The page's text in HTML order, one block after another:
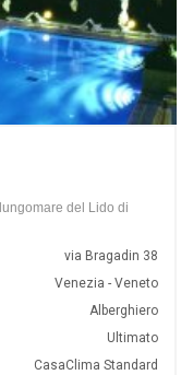
del Lido di
via Bragadin 38
Venezia - Veneto
Alberghiero
Ultimato
CasaClima Standard